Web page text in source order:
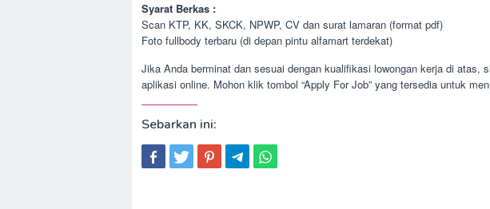
Syarat Berkas :
Scan KTP, KK, SKCK, NPWP, CV dan surat lamaran (format pdf)
Foto fullbody terbaru (di depan pintu alfamart terdekat)
Jika Anda berminat dan sesuai dengan kualifikasi lowongan kerja di atas,
aplikasi online. Mohon klik tombol “Apply For Job” yang tersedia untuk
Sebarkan ini: